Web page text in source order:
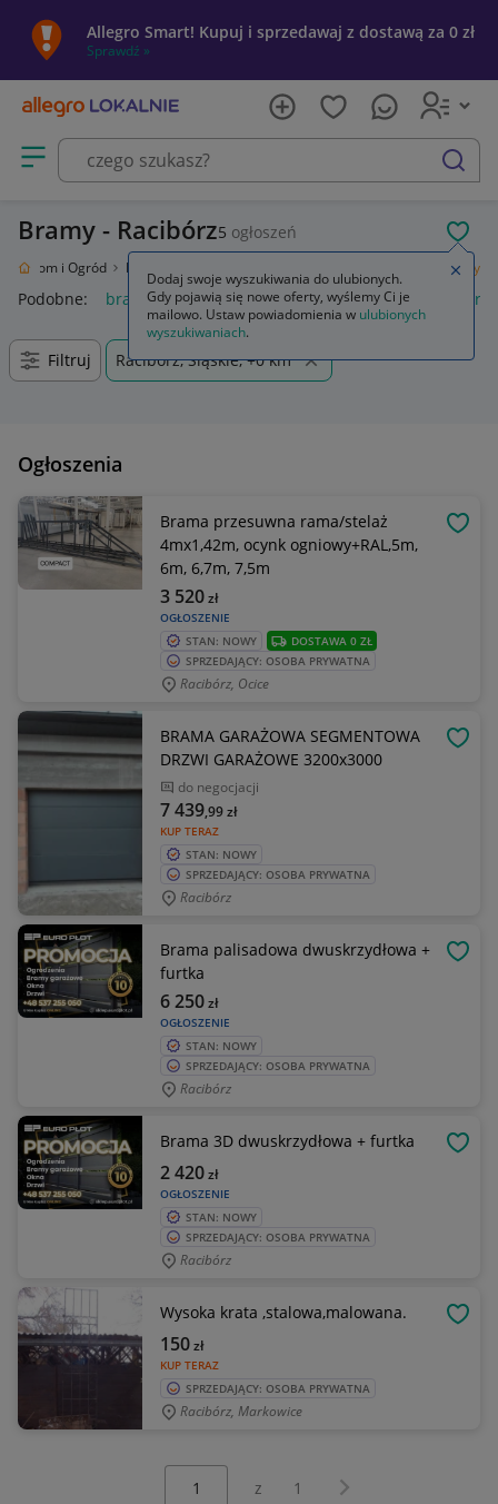
Allegro Smart! Kupuj i sprzedawaj z dostawą za 0 zł
Sprawdź »
Otwórz menu z kategoriami
szukaj
Bramy - Racibórz5 ogłoszeń
Dom i Ogród Budownictwo i Akcesoria Bramy
Podobne: bramy napęd bramy dwuskrzydłowej napęd
Filtruj Racibórz, Śląskie, +0 km
Ogłoszenia
Brama przesuwna rama/stelaż
4mx1,42m, ocynk ogniowy+RAL,5m,
6m, 6,7m, 7,5m
OGŁOSZENIE
3 520zł
STAN: NOWY
DOSTAWA 0 ZŁ
SPRZEDAJĄCY: OSOBA PRYWATNA
Racibórz, Ocice
BRAMA GARAŻOWA SEGMENTOWA
DRZWI GARAŻOWE 3200x3000
do negocjacji
KUP TERAZ
7 439,99zł
STAN: NOWY
SPRZEDAJĄCY: OSOBA PRYWATNA
Racibórz
Brama palisadowa dwuskrzydłowa +
furtka
OGŁOSZENIE
6 250zł
STAN: NOWY
SPRZEDAJĄCY: OSOBA PRYWATNA
Racibórz
Brama 3D dwuskrzydłowa + furtka
OGŁOSZENIE
2 420zł
STAN: NOWY
SPRZEDAJĄCY: OSOBA PRYWATNA
Racibórz
Wysoka krata ,stalowa,malowana.
KUP TERAZ
150zł
SPRZEDAJĄCY: OSOBA PRYWATNA
Racibórz, Markowice
z 1 Następna strona
Dodaj swoje wyszukiwania do ulubionych.
Gdy pojawią się nowe oferty, wyślemy Ci je
mailowo. Ustaw powiadomienia w ulubionych
wyszukiwaniach.